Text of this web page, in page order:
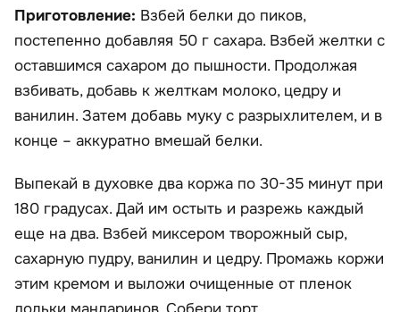
Приготовление: Взбей белки до пиков,
постепенно добавляя 50 г сахара. Взбей желтки с
оставшимся сахаром до пышности. Продолжая
взбивать, добавь к желткам молоко, цедру и
ванилин. Затем добавь муку с разрыхлителем, и в
конце – аккуратно вмешай белки.
Выпекай в духовке два коржа по 30-35 минут при
180 градусах. Дай им остыть и разрежь каждый
еще на два. Взбей миксером творожный сыр,
сахарную пудру, ванилин и цедру. Промажь коржи
этим кремом и выложи очищенные от пленок